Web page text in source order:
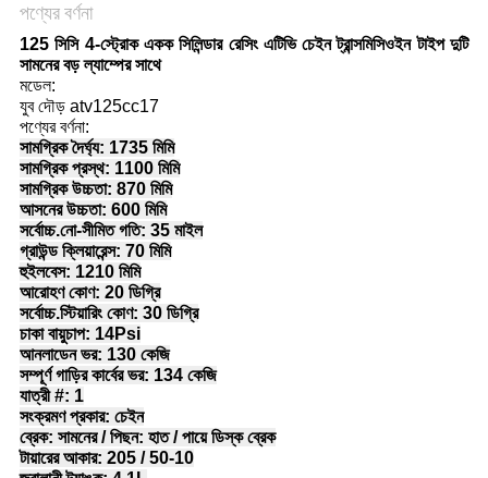
পণ্যের বর্ণনা
125 সিসি 4-স্ট্রোক একক সিলিন্ডার রেসিং এটিভি চেইন ট্রান্সমিসিওইন টাইপ দুটি
সামনের বড় ল্যাম্পের সাথে
মডেল:
যুব দৌড় atv125cc17
পণ্যের বর্ণনা:
সামগ্রিক দৈর্ঘ্য: 1735 মিমি
সামগ্রিক প্রস্থ: 1100 মিমি
সামগ্রিক উচ্চতা: 870 মিমি
আসনের উচ্চতা: 600 মিমি
সর্বোচ্চ.নো-সীমিত গতি: 35 মাইল
গ্রাউন্ড ক্লিয়ারেন্স: 70 মিমি
হুইলবেস: 1210 মিমি
আরোহণ কোণ: 20 ডিগ্রি
সর্বোচ্চ.স্টিয়ারিং কোণ: 30 ডিগ্রি
চাকা বায়ুচাপ: 14Psi
আনলাডেন ভর: 130 কেজি
সম্পূর্ণ গাড়ির কার্বের ভর: 134 কেজি
যাত্রী #: 1
সংক্রমণ প্রকার: চেইন
ব্রেক: সামনের / পিছন: হাত / পায়ে ডিস্ক ব্রেক
টায়ারের আকার: 205 / 50-10